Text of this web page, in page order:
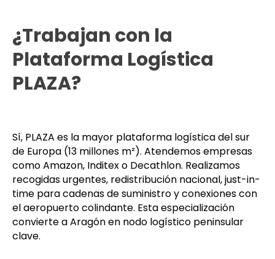
¿Trabajan con la
Plataforma Logística
PLAZA?
Sí, PLAZA es la mayor plataforma logística del sur
de Europa (13 millones m²). Atendemos empresas
como Amazon, Inditex o Decathlon. Realizamos
recogidas urgentes, redistribución nacional, just-in-
time para cadenas de suministro y conexiones con
el aeropuerto colindante. Esta especialización
convierte a Aragón en nodo logístico peninsular
clave.